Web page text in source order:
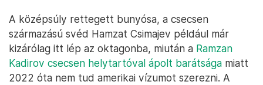
A középsúly rettegett bunyósa, a csecsen
származású svéd Hamzat Csimajev például már
kizárólag itt lép az oktagonba, miután a Ramzan
Kadirov csecsen helytartóval ápolt barátsága miatt
2022 óta nem tud amerikai vízumot szerezni. A